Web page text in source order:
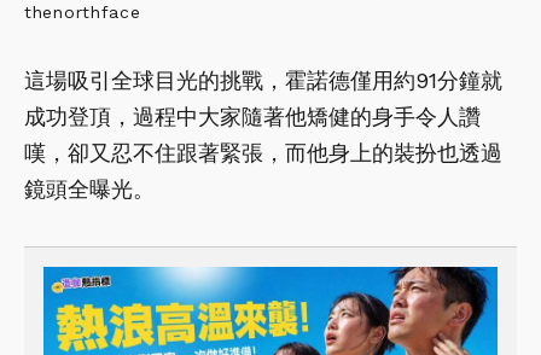
thenorthface
這場吸引全球目光的挑戰，霍諾德僅用約91分鐘就
成功登頂，過程中大家隨著他矯健的身手令人讚
嘆，卻又忍不住跟著緊張，而他身上的裝扮也透過
鏡頭全曝光。